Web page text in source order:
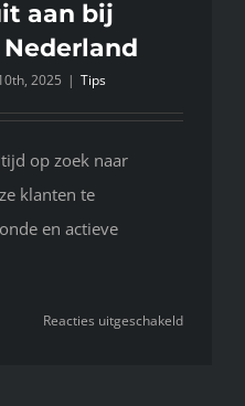
aan bij
2025 | Tips
op zoek naar
klanten te
en actieve
Reacties uitgeschakeldvoor